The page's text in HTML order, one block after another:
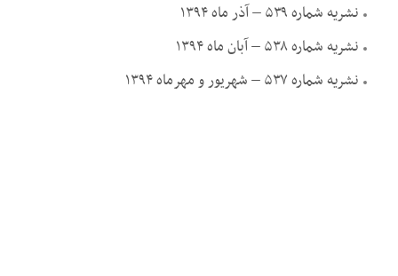
نشریه شماره ۵۳۹ – آذر ماه ۱۳۹۴
نشریه شماره ۵۳۸ – آبان ماه ۱۳۹۴
نشریه شماره ۵۳۷ – شهریور و مهرماه ۱۳۹۴